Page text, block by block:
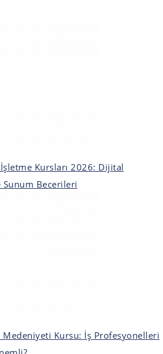
İşletme Kursları 2026: Dijital
Sunum Becerileri
Medeniyeti Kursu: İş Profesyonelleri